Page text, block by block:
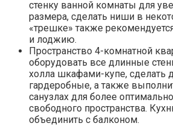
стенку ванной комнаты для
размера, сделать ниши в
«трешке» также
и лоджию.
Пространство 4-комнатной
оборудовать все длинные
холла шкафами-купе, сделать
гардеробные, а также
санузлах для более
свободного пространства.
объединить с балконом.